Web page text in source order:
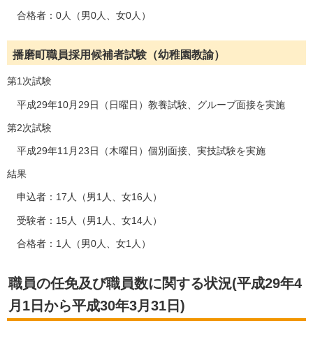
合格者：0人（男0人、女0人）
播磨町職員採用候補者試験（幼稚園教諭）
第1次試験
平成29年10月29日（日曜日）教養試験、グループ面接を実施
第2次試験
平成29年11月23日（木曜日）個別面接、実技試験を実施
結果
申込者：17人（男1人、女16人）
受験者：15人（男1人、女14人）
合格者：1人（男0人、女1人）
職員の任免及び職員数に関する状況(平成29年4
月1日から平成30年3月31日)